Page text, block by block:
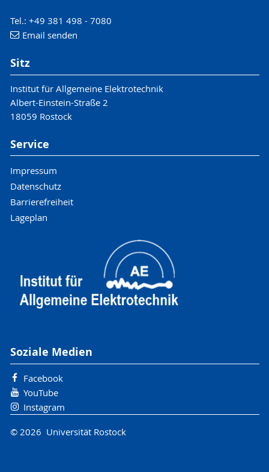
Tel.: +49 381 498 - 7080
Email senden
Sitz
Institut für Allgemeine Elektrotechnik
Albert-Einstein-Straße 2
18059 Rostock
Service
Impressum
Datenschutz
Barrierefreiheit
Lageplan
Soziale Medien
Facebook
YouTube
Instagram
© 2026 Universität Rostock